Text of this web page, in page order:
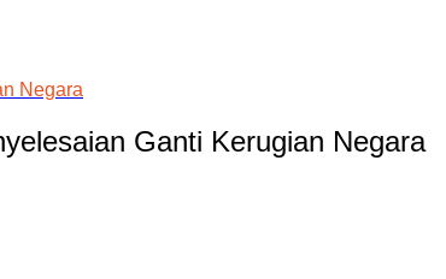
Negara
Ganti Kerugian Negara